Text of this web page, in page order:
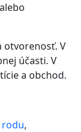
otvorenosť. V
účasti. V
a obchod.
rodu,